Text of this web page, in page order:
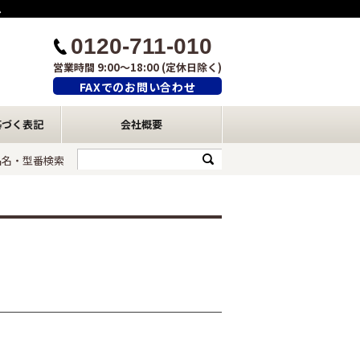
0120-711-010
営業時間 9:00～18:00 (定休日除く)
FAXでのお問い合わせ
く表記 会社概要
・型番検索